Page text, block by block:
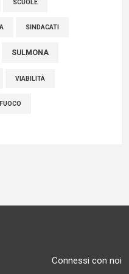
SCUOLE
SINDACATI
SULMONA
VIABILITÀ
Connessi con noi